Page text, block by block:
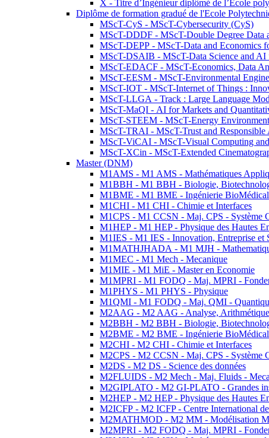
X - Titre d’Ingénieur diplômé de l’École
Diplôme de formation gradué de l'Ecole
MScT-CyS - MScT-Cybersecurity (CyS)
MScT-DDDF - MScT-Double Degree Data
MScT-DEPP - MScT-Data and Economics
MScT-DSAIB - MScT-Data Science and AI
MScT-EDACF - MScT-Economics, Data
MScT-EESM - MScT-Environmental
MScT-IOT - MScT-Internet of Things :
MScT-LLGA - Track : Large Language
MScT-MaQI - AI for Markets and
MScT-STEEM - MScT-Energy
MScT-TRAI - MScT-Trust and Responsible
MScT-ViCAI - MScT-Visual Computing
MScT-XCin - MScT-Extended
Master (DNM)
M1AMS - M1 AMS - Mathématiques
M1BBH - M1 BBH - Biologie,
M1BME - M1 BME - Ingénierie
M1CHI - M1 CHI - Chimie et Interfaces
M1CPS - M1 CCSN - Maj. CPS - Système
M1HEP - M1 HEP - Physique des Hautes
M1IES - M1 IES - Innovation, Entreprise et
M1MATHJHADA - M1 MJH -
M1MEC - M1 Mech - Mecanique
M1MIE - M1 MiE - Master en Economie
M1MPRI - M1 FODQ - Maj. MPRI -
M1PHYS - M1 PHYS - Physique
M1QMI - M1 FODQ - Maj. QMI -
M2AAG - M2 AAG - Analyse,
M2BBH - M2 BBH - Biologie,
M2BME - M2 BME - Ingénierie
M2CHI - M2 CHI - Chimie et Interfaces
M2CPS - M2 CCSN - Maj. CPS - Système
M2DS - M2 DS - Science des données
M2FLUIDS - M2 Mech - Maj. Fluids -
M2GIPLATO - M2 GI-PLATO - Grandes
M2HEP - M2 HEP - Physique des Hautes
M2ICFP - M2 ICFP - Centre International
M2MATHMOD - M2 MM - Modélisation
M2MPRI - M2 FODQ - Maj. MPRI -